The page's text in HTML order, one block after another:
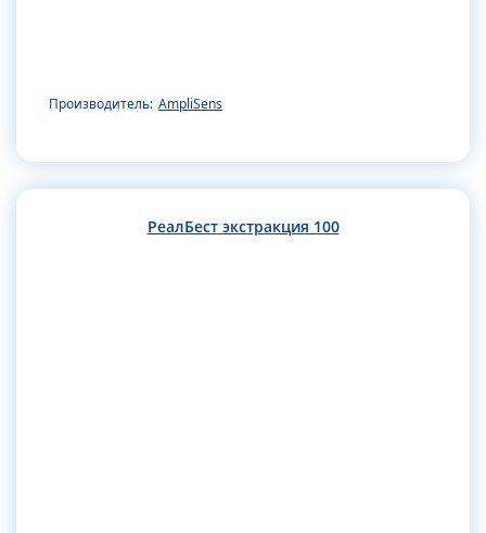
Производитель: AmpliSens
РеалБест экстракция 100